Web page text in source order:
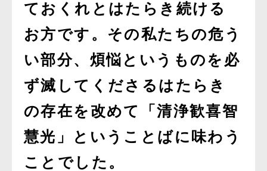
ておくれとはたらき続ける
お方です。その私たちの危う
い部分、煩悩というものを必
ず滅してくださるはたらき
の存在を改めて「清浄歓喜智
慧光」ということばに味わう
ことでした。